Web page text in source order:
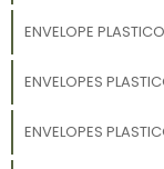
ENVELOPE
ENVELOPES
ENVELOPES